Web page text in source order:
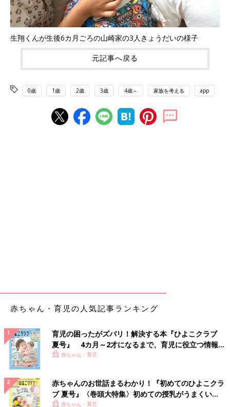
生翔くんが生後6カ月ごろの山崎家の3人きょうだいの様子
元記事へ戻る
0歳 1歳 2歳 3歳 4歳～ 家族を考える app
赤ちゃん・育児の人気記事ランキング
育児の困ったがズバリ！解決する本『ひよこクラブ
夏号』 4カ月～2才になるまで、育児に役立つ情報が
いっぱい！
赤ちゃん・育児
赤ちゃんのお世話まるわかり！『初めてのひよこクラ
ブ 夏号』〈巻頭大特集〉初めての授乳がうまくい
く！ おっぱい・ミルクの基本と夏のトラブル 解決テ
赤ちゃん・育児